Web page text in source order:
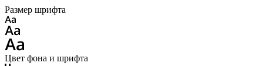
Размер шрифта
Цвет фона и шрифта